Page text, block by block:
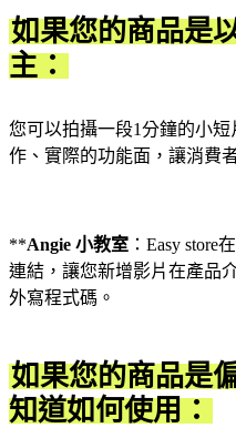
如果您的商品是
主：
您可以拍攝一段1分鐘的小
作、實際的功能面，讓消費
**Angie 小教室 ：Easy store
連結，讓您新增影片在產品
外寫程式碼。
如果您的商品是
知道如何使用：